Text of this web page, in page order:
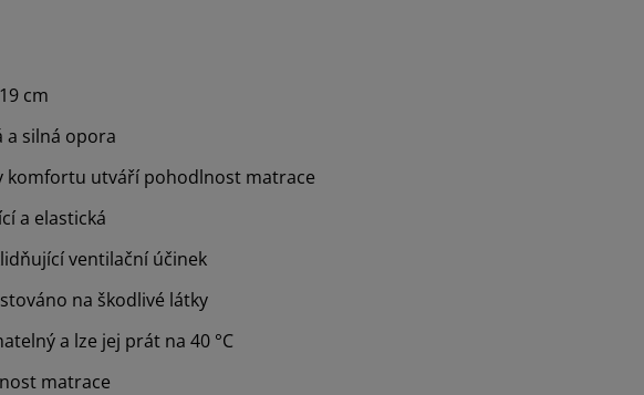
cm
a silná opora
komfortu utváří pohodlnost matrace
a elastická
ventilační účinek
na škodlivé látky
a lze jej prát na 40 °C
matrace